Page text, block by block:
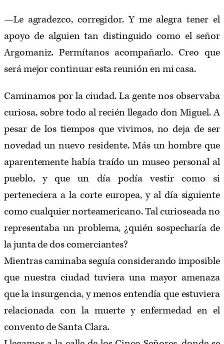
—Le agradezco, corregidor. Y me alegra tener el
apoyo de alguien tan distinguido como el señor
Argomaniz. Permítanos acompañarlo. Creo que
será mejor continuar esta reunión en mi casa.
Caminamos por la ciudad. La gente nos observaba
curiosa, sobre todo al recién llegado don Miguel. A
pesar de los tiempos que vivimos, no deja de ser
novedad un nuevo residente. Más un hombre que
aparentemente había traído un museo personal al
pueblo, y que un día podía vestir como si
perteneciera a la corte europea, y al día siguiente
como cualquier norteamericano. Tal curioseada no
representaba un problema, ¿quién sospecharía de
la junta de dos comerciantes?
Mientras caminaba seguía considerando imposible
que nuestra ciudad tuviera una mayor amenaza
que la insurgencia, y menos entendía que estuviera
relacionada con la muerte y enfermedad en el
convento de Santa Clara.